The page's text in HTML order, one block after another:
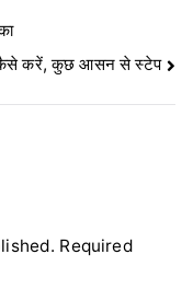
कैसे करें, कुछ आसन से स्टेप
Required